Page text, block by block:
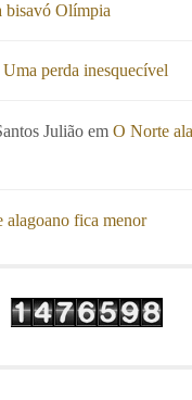
bisavó Olímpia
Uma perda inesquecível
Julião emO Norte
alagoano fica menor